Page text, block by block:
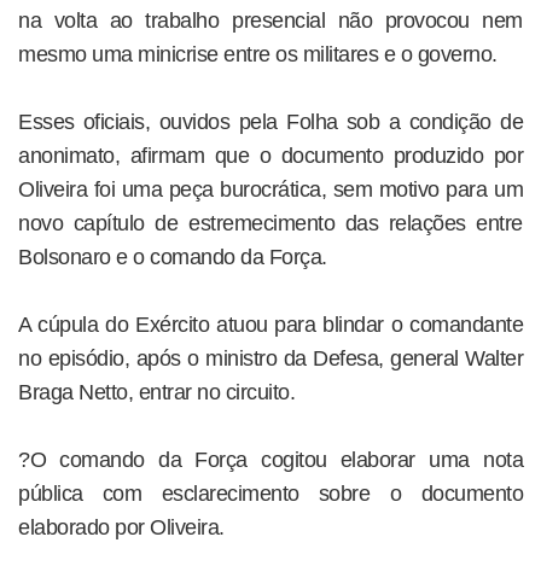
na volta ao trabalho presencial não provocou nem
mesmo uma minicrise entre os militares e o governo.
Esses oficiais, ouvidos pela Folha sob a condição de
anonimato, afirmam que o documento produzido por
Oliveira foi uma peça burocrática, sem motivo para um
novo capítulo de estremecimento das relações entre
Bolsonaro e o comando da Força.
A cúpula do Exército atuou para blindar o comandante
no episódio, após o ministro da Defesa, general Walter
Braga Netto, entrar no circuito.
?O comando da Força cogitou elaborar uma nota
pública com esclarecimento sobre o documento
elaborado por Oliveira.